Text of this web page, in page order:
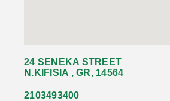
24 SENEKA STREET
N.KIFISIA , GR, 14564
2103493400